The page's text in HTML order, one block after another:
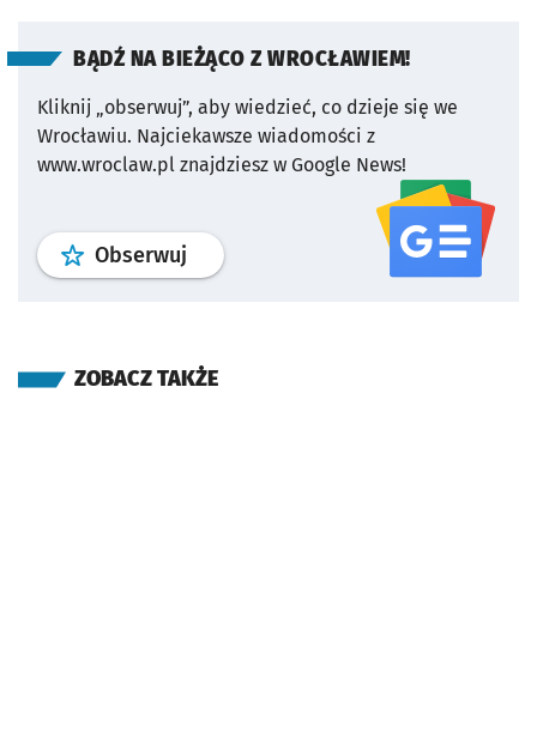
BĄDŹ NA BIEŻĄCO Z WROCŁAWIEM!
Kliknij „obserwuj”, aby wiedzieć, co dzieje się we
Wrocławiu. Najciekawsze wiadomości z
www.wroclaw.pl znajdziesz w Google News!
Obserwuj profil serwisu
ZOBACZ TAKŻE